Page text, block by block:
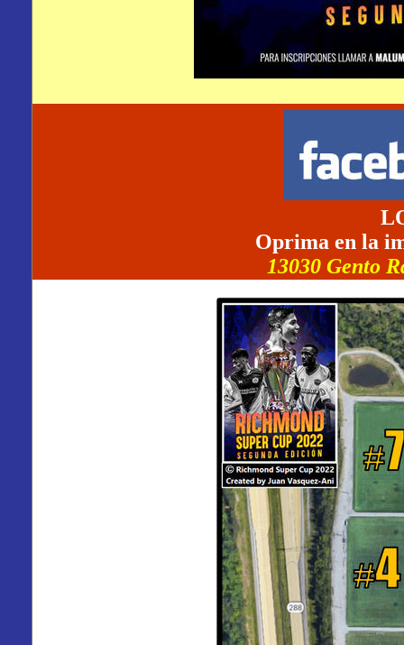
Oprima en la
13030 Gento